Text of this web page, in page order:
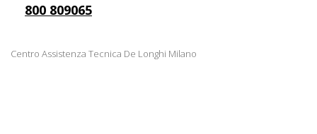
800 809065
Centro Assistenza Tecnica De Longhi Milano